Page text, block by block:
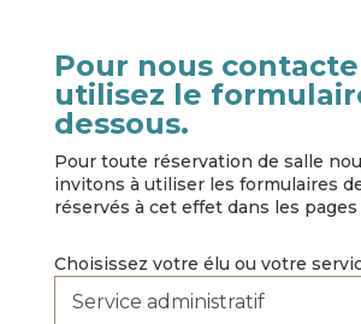
Pour nous
utilisez le
dessous.
Pour toute réservation de salle
invitons à utiliser les formulaires
réservés à cet effet dans les pages
Choisissez votre élu ou votre